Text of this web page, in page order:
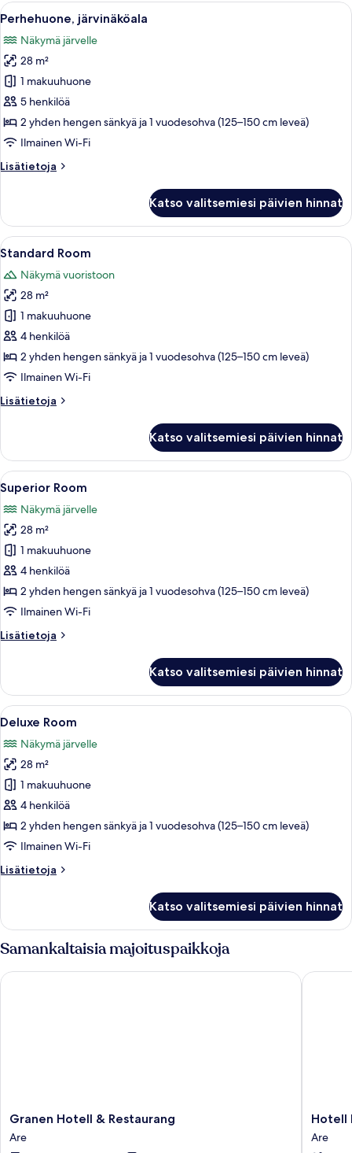
Avaa
kaikki
huonetyypin
Perhehuone,
järvinäköala
kuvat
Hotellihuone, jossa on suuri sänky,
2
Perhehuone, järvinäköala
Näkymä järvelle
28 m²
1 makuuhuone
5 henkilöä
2 yhden hengen sänkyä ja 1 vuodesohva (125–150 cm leveä)
Ilmainen Wi-Fi
Lisätietoja
Lisätietoja
Katso valitsemiesi päivien hinnat
Avaa
kaikki
huonetyypin
Standard
Room
kuvat
Hotellihuone, jossa on sänky, tuoli,
5
Standard Room
Näkymä vuoristoon
28 m²
1 makuuhuone
4 henkilöä
2 yhden hengen sänkyä ja 1 vuodesohva (125–150 cm leveä)
Ilmainen Wi-Fi
Lisätietoja
Lisätietoja
Katso valitsemiesi päivien hinnat
Avaa
kaikki
huonetyypin
Superior
Room
kuvat
Hotellihuone, jossa on sänky, tuoli,
7
Superior Room
Näkymä järvelle
28 m²
1 makuuhuone
4 henkilöä
2 yhden hengen sänkyä ja 1 vuodesohva (125–150 cm leveä)
Ilmainen Wi-Fi
Lisätietoja
Lisätietoja
Katso valitsemiesi päivien hinnat
Avaa
kaikki
huonetyypin
Deluxe
Room
kuvat
Moderni makuuhuone, jossa on
8
Deluxe Room
Näkymä järvelle
28 m²
1 makuuhuone
4 henkilöä
2 yhden hengen sänkyä ja 1 vuodesohva (125–150 cm leveä)
Ilmainen Wi-Fi
Lisätietoja
Lisätietoja
Katso valitsemiesi päivien hinnat
Samankaltaisia majoituspaikkoja
Granen
Hotell
&
Granen Hotell & Restaurang
Are
Granen Hotell & Restaurang
Hotell
Åre
Hotell
Are
Hotell